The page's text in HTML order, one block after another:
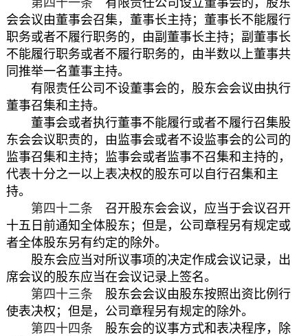
会会议由董事会召集，董事长主持；董事长不能履行
职务或者不履行职务的，由副董事长主持；副董事长
不能履行职务或者不履行职务的，由半数以上董事共
同推举一名董事主持。
有限责任公司不设董事会的，股东会会议由执行
董事召集和主持。
董事会或者执行董事不能履行或者不履行召集股
东会会议职责的，由监事会或者不设监事会的公司的
监事召集和主持；监事会或者监事不召集和主持的，
代表十分之一以上表决权的股东可以自行召集和主
持。
第四十二条 召开股东会会议，应当于会议召开
十五日前通知全体股东；但是，公司章程另有规定或
者全体股东另有约定的除外。
股东会应当对所议事项的决定作成会议记录，出
席会议的股东应当在会议记录上签名。
第四十三条 股东会会议由股东按照出资比例行
使表决权；但是，公司章程另有规定的除外。
第四十四条 股东会的议事方式和表决程序，除